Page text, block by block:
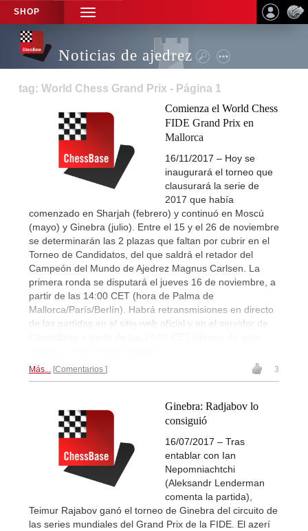
SHOP
TOGGLE
NAVIGATION
Noticias de ajedrez
tag: World Chess Grand Prix - Página 1
Comienza el World Chess
FIDE Grand Prix en
Mallorca
16/11/2017 – Hoy se
inaugurará el torneo que
clausurará la serie de
2017 que había
comenzado en Sharjah (febrero) y continuó en Moscú
(mayo) y Ginebra (julio). Entre el 15 y el 26 de noviembre
se determinarán las 2 plazas que faltan por cubrir en el
Torneo de Candidatos, del que saldrá el retador del
Campeón del Mundo de Ajedrez Magnus Carlsen. La
primera ronda se disputará el jueves 16 de noviembre, a
partir de las 14:00 CET (hora de Palma de
Mallorca/París/Berlín). Habrá retransmisiones en directo
de las partidas en el sitio web oficial y en el servidor de
Más... Comentarios 3
Ginebra: Radjabov lo
consiguió
16/07/2017 – Tras
entablar con Ian
Nepomniachtchi
(Aleksandr Lenderman
comenta la partida),
Teimur Rajabov ganó el torneo de Ginebra del circuito de
las series mundiales del Grand Prix de la FIDE. El azerí